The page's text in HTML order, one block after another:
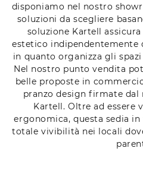
disponiamo nel nostro
soluzioni da scegliere
soluzione Kartell
estetico indipendentemente
in quanto organizza gli
Nel nostro punto vendita
belle proposte in
pranzo design firmate
Kartell. Oltre ad essere
ergonomica, questa sedia
totale vivibilità nei locali